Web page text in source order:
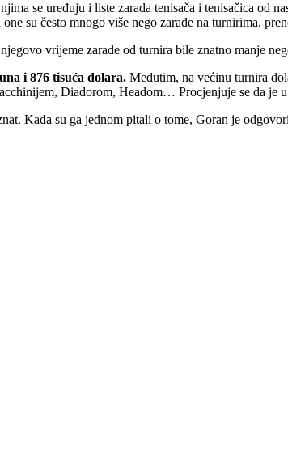
se uređuju i liste zarada tenisača i tenisačica od
su često mnogo više nego zarade na turnirima,
vrijeme zarade od turnira bile znatno manje
i 876 tisuća dolara. Međutim, na većinu turnira
Diadorom, Headom… Procjenjuje se da je
Kada su ga jednom pitali o tome, Goran je